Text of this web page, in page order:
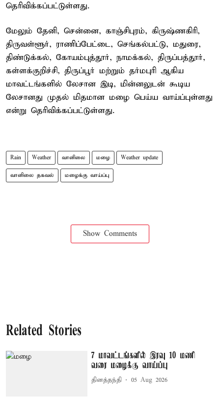
தெரிவிக்கப்பட்டுள்ளது.
மேலும் தேனி, சென்னை, காஞ்சிபுரம், கிருஷ்ணகிரி,
திருவள்ளூர், ராணிப்பேட்டை, செங்கல்பட்டு, மதுரை,
திண்டுக்கல், கோயம்புத்தூர், நாமக்கல், திருப்பத்தூர்,
கள்ளக்குறிச்சி, திருப்பூர் மற்றும் தர்மபுரி ஆகிய
மாவட்டங்களில் லேசான இடி, மின்னலுடன் கூடிய
லேசானது முதல் மிதமான மழை பெய்ய வாய்ப்புள்ளது
என்று தெரிவிக்கப்பட்டுள்ளது.
Rain Weather வானிலை மழை Weather update
வானிலை தகவல் மழைக்கு வாய்ப்பு
Show Comments
Related Stories
7 மாவட்டங்களில் இரவு 10 மணி
வரை மழைக்கு வாய்ப்பு
தினத்தந்தி 05 Aug 2026